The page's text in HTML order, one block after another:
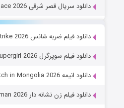
دانلود سریال قصر شرقی The East Palace 2026
دانلود فیلم ضربه شانس Lucky Strike 2026
دانلود فیلم سوپرگرل Supergirl 2026
دانلود انیمه Jaadugar: A Witch in Mongolia 2026
دانلود فیلم زن نشانه دار The Marked Woman 2026